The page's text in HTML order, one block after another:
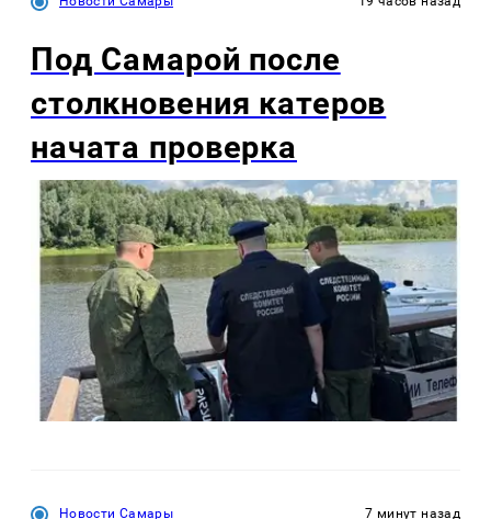
Под Самарой после
столкновения катеров
начата проверка
Новости Самары 7 минут назад